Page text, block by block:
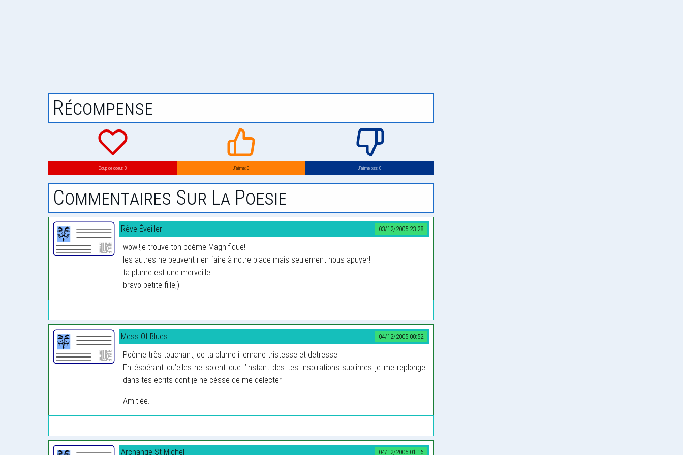
Récompense
Coup de coeur: 0 J’aime: 0 J’aime pas: 0
Commentaires Sur La Poesie
03/12/2005 23:28
Rêve Éveiller
wow!!je trouve ton poème Magnifique!!
les autres ne peuvent rien faire à notre place mais seulement nous apuyer!
ta plume est une merveille!
bravo petite fille;)
04/12/2005 00:52
Mess Of Blues
Poème très touchant, de ta plume il emane tristesse et detresse.
En éspérant qu’elles ne soient que l’instant des tes inspirations sublîmes je me replonge
dans tes ecrits dont je ne cèsse de me delecter.
Amitiée.
04/12/2005 01:16
Archange St Michel